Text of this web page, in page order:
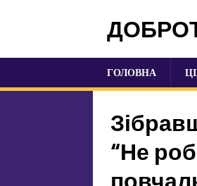
ГОЛОВНА
“Не